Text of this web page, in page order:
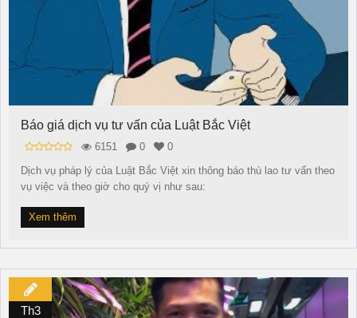
Báo giá dịch vụ tư vấn của Luật Bắc Việt
6151 0
0
Dịch vụ pháp lý của Luật Bắc Việt xin thông báo thù lao tư vấn theo
vụ việc và theo giờ cho quý vị như sau:
Xem thêm
Th3